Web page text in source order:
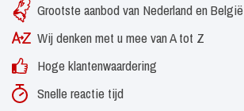
Grootste aanbod van Nederland en België
Wij denken met u mee van A tot Z
Hoge klantenwaardering
Snelle reactie tijd